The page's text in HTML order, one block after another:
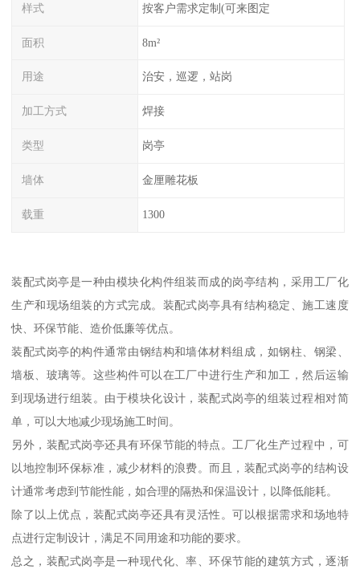
样式 按客户需求定制(可来图定
面积 8m²
用途 治安，巡逻，站岗
加工方式 焊接
类型 岗亭
墙体 金厘雕花板
载重 1300
装配式岗亭是一种由模块化构件组装而成的岗亭结构，采用工厂化
生产和现场组装的方式完成。装配式岗亭具有结构稳定、施工速度
快、环保节能、造价低廉等优点。
装配式岗亭的构件通常由钢结构和墙体材料组成，如钢柱、钢梁、
墙板、玻璃等。这些构件可以在工厂中进行生产和加工，然后运输
到现场进行组装。由于模块化设计，装配式岗亭的组装过程相对简
单，可以大地减少现场施工时间。
另外，装配式岗亭还具有环保节能的特点。工厂化生产过程中，可
以地控制环保标准，减少材料的浪费。而且，装配式岗亭的结构设
计通常考虑到节能性能，如合理的隔热和保温设计，以降低能耗。
除了以上优点，装配式岗亭还具有灵活性。可以根据需求和场地特
点进行定制设计，满足不同用途和功能的要求。
总之，装配式岗亭是一种现代化、率、环保节能的建筑方式，逐渐